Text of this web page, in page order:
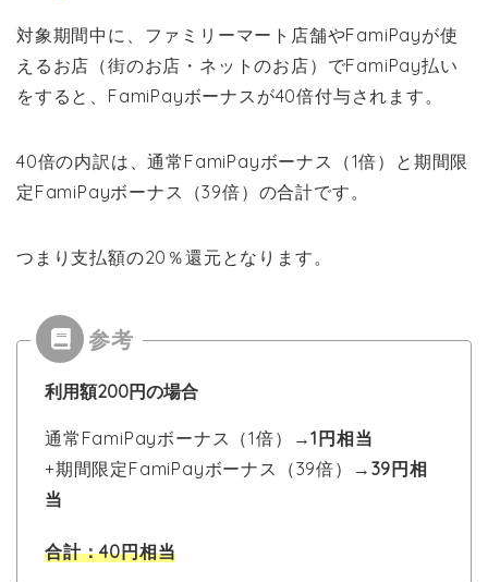
対象期間中に、ファミリーマート店舗やFamiPayが使
えるお店（街のお店・ネットのお店）でFamiPay払い
をすると、FamiPayボーナスが40倍付与されます。
40倍の内訳は、通常FamiPayボーナス（1倍）と期間限
定FamiPayボーナス（39倍）の合計です。
つまり支払額の20％還元となります。
利用額200円の場合
通常FamiPayボーナス（1倍）→1円相当
+期間限定FamiPayボーナス（39倍）→ 39円相
当
合計：40円相当